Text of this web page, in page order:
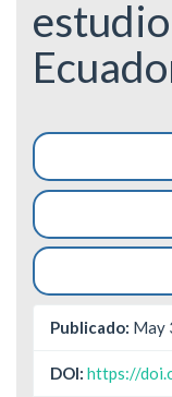
Barra
lateral
del
artículo
Publicado: May
DOI: https://